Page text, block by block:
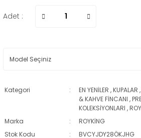
Adet :
Kategori EN YENİLER ,KUPALAR ,
& KAHVE FİNCANI ,
KOLEKSİYONLARI ,
Marka
ROYKİNG
Stok Kodu
BVCYJDY28ÖKJHG